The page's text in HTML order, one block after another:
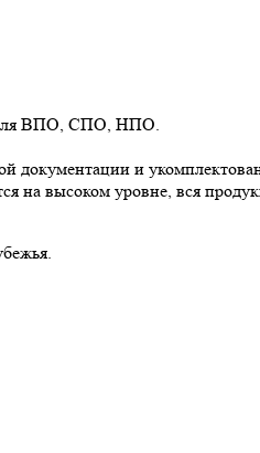
для ВПО, СПО, НПО.
документации и
на высоком уровне, вся